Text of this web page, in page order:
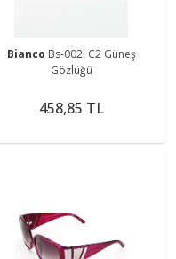
Bianco Bs-002l C2 Güneş
Gözlüğü
458,85 TL